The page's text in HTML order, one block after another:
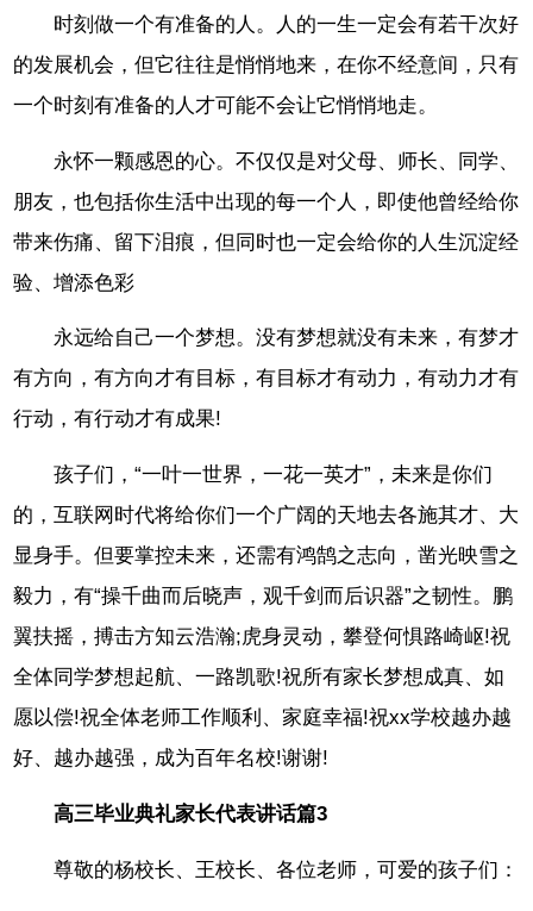
时刻做一个有准备的人。人的一生一定会有若干次好
的发展机会，但它往往是悄悄地来，在你不经意间，只有
一个时刻有准备的人才可能不会让它悄悄地走。
永怀一颗感恩的心。不仅仅是对父母、师长、同学、
朋友，也包括你生活中出现的每一个人，即使他曾经给你
带来伤痛、留下泪痕，但同时也一定会给你的人生沉淀经
验、增添色彩
永远给自己一个梦想。没有梦想就没有未来，有梦才
有方向，有方向才有目标，有目标才有动力，有动力才有
行动，有行动才有成果!
孩子们，“一叶一世界，一花一英才”，未来是你们
的，互联网时代将给你们一个广阔的天地去各施其才、大
显身手。但要掌控未来，还需有鸿鹄之志向，凿光映雪之
毅力，有“操千曲而后晓声，观千剑而后识器”之韧性。鹏
翼扶摇，搏击方知云浩瀚;虎身灵动，攀登何惧路崎岖!祝
全体同学梦想起航、一路凯歌!祝所有家长梦想成真、如
愿以偿!祝全体老师工作顺利、家庭幸福!祝xx学校越办越
好、越办越强，成为百年名校!谢谢!
高三毕业典礼家长代表讲话篇3
尊敬的杨校长、王校长、各位老师，可爱的孩子们：